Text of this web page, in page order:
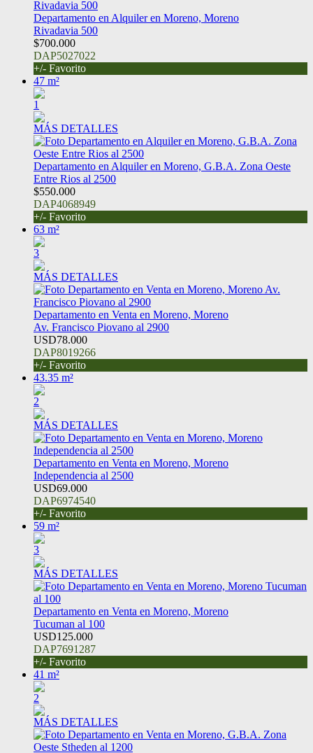
Departamento en Alquiler en Moreno, Moreno
Rivadavia 500
$700.000
DAP5027022
+/- Favorito
47 m²
1
MÁS DETALLES
Departamento en Alquiler en Moreno, G.B.A. Zona Oeste
Entre Rios al 2500
$550.000
DAP4068949
+/- Favorito
63 m²
3
MÁS DETALLES
Departamento en Venta en Moreno, Moreno
Av. Francisco Piovano al 2900
USD78.000
DAP8019266
+/- Favorito
43.35 m²
2
MÁS DETALLES
Departamento en Venta en Moreno, Moreno
Independencia al 2500
USD69.000
DAP6974540
+/- Favorito
59 m²
3
MÁS DETALLES
Departamento en Venta en Moreno, Moreno
Tucuman al 100
USD125.000
DAP7691287
+/- Favorito
41 m²
2
MÁS DETALLES